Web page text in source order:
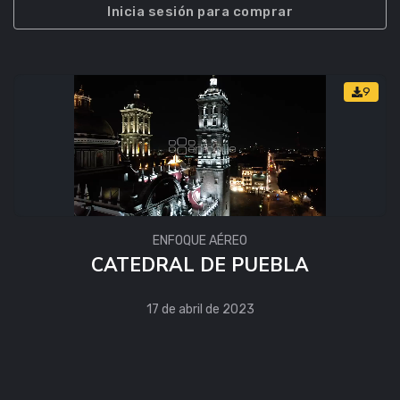
Inicia sesión para comprar
9
ENFOQUE AÉREO
CATEDRAL DE PUEBLA
17 de abril de 2023